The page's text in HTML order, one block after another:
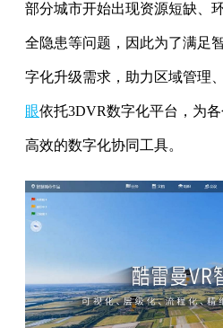
部分城市开始出现资源短缺、
全隐患等问题，因此为了满足
字化升级需求，助力区域管理
眼依托3DVR数字化平台，为各
高效的数字化协同工具。